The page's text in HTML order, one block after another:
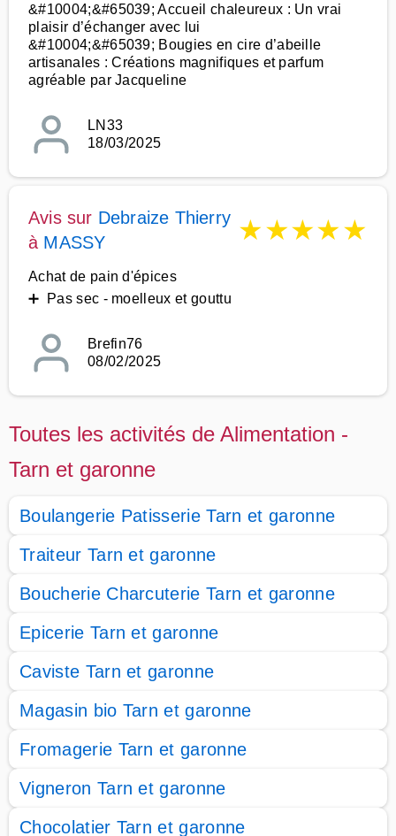
&#10004;&#65039; Accueil chaleureux : Un vrai
plaisir d’échanger avec lui
&#10004;&#65039; Bougies en cire d’abeille
artisanales : Créations magnifiques et parfum
agréable par Jacqueline
LN33
18/03/2025
Avis sur Debraize Thierry
à MASSY ★★★★★
Achat de pain d'épices
➕ Pas sec - moelleux et gouttu
Brefin76
08/02/2025
Toutes les activités de Alimentation -
Tarn et garonne
Boulangerie Patisserie Tarn et garonne
Traiteur Tarn et garonne
Boucherie Charcuterie Tarn et garonne
Epicerie Tarn et garonne
Caviste Tarn et garonne
Magasin bio Tarn et garonne
Fromagerie Tarn et garonne
Vigneron Tarn et garonne
Chocolatier Tarn et garonne